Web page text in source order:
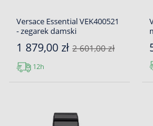
Versace Essential VEK400521
- zegarek damski
1 879,00 zł 2 601,00 zł
12h